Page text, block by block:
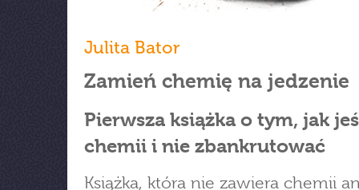
Julita Bator
Zamień chemię na jedzenie
Pierwsza książka o tym, jak
chemii i nie zbankrutować
Książka, która nie zawiera chemii